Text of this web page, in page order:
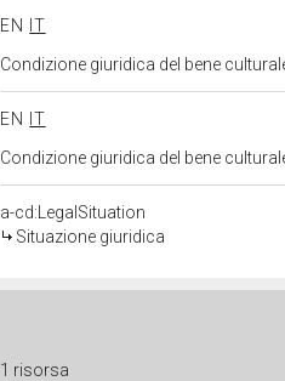
EN
IT
Condizione giuridica del bene
EN
IT
Condizione giuridica del bene
a-cd:LegalSituation
Situazione giuridica
1 risorsa